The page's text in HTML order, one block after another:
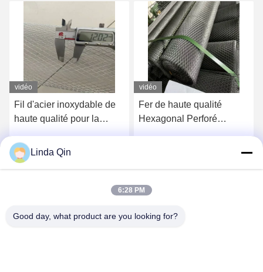
vidéo
Fer de haute qualité
Hexagonal Perforé
Écran Panneau
métallique de la grille en
Discuter Maintenant
vidéo
Maillage métallique élargi
à petits trous Maillage
Linda Qin
6:28 PM
Good day, what product are you looking for?